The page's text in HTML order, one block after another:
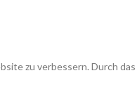
zu verbessern. Durch